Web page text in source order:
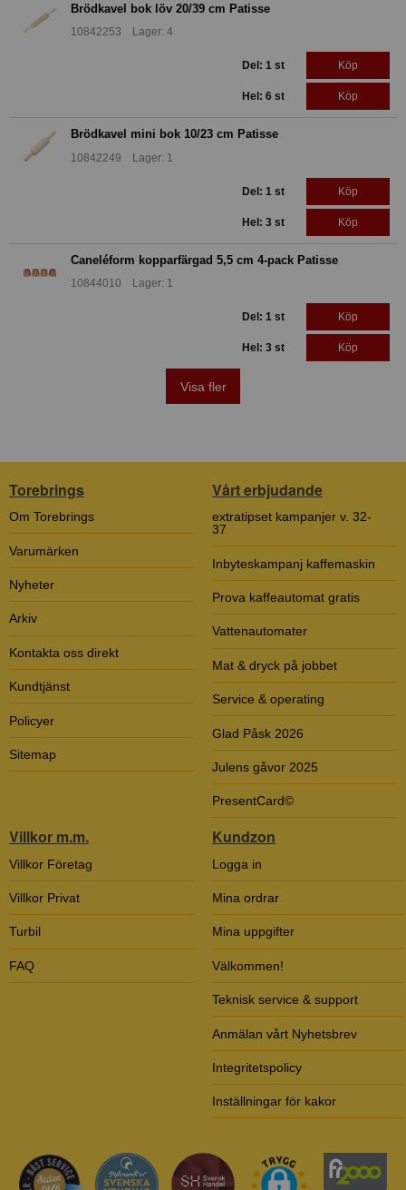
Brödkavel bok löv 20/39 cm Patisse
10842253 Lager: 4
Del: 1 st Köp
Hel: 6 st Köp
Brödkavel mini bok 10/23 cm Patisse
10842249 Lager: 1
Del: 1 st Köp
Hel: 3 st Köp
Caneléform kopparfärgad 5,5 cm 4-pack Patisse
10844010 Lager: 1
Del: 1 st Köp
Hel: 3 st Köp
Visa fler
Torebrings
Om Torebrings
Varumärken
Nyheter
Arkiv
Kontakta oss direkt
Kundtjänst
Policyer
Sitemap
Vårt erbjudande
extratipset kampanjer v. 32-
37
Inbyteskampanj kaffemaskin
Prova kaffeautomat gratis
Vattenautomater
Mat & dryck på jobbet
Service & operating
Glad Påsk 2026
Julens gåvor 2025
PresentCard©
Villkor m.m.
Villkor Företag
Villkor Privat
Turbil
FAQ
Kundzon
Logga in
Mina ordrar
Mina uppgifter
Välkommen!
Teknisk service & support
Anmälan vårt Nyhetsbrev
Integritetspolicy
Inställningar för kakor